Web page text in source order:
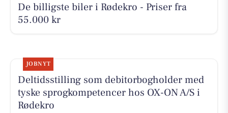
De billigste biler i Rødekro - Priser fra
55.000 kr
JOBNYT
Deltidsstilling som debitorbogholder med
tyske sprogkompetencer hos OX-ON A/S i
Rødekro